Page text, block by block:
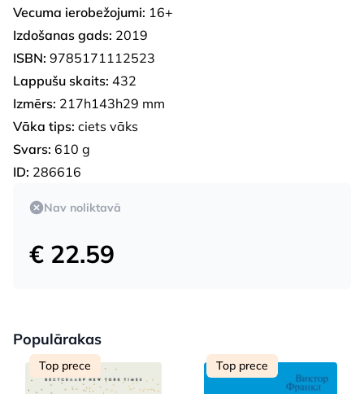
Vecuma ierobežojumi: 16+
Izdošanas gads: 2019
ISBN: 9785171112523
Lappušu skaits: 432
Izmērs: 217h143h29 mm
Vāka tips: ciets vāks
Svars: 610 g
ID: 286616
Nav noliktavā
€ 22.59
Populārakas
Top prece Top prece